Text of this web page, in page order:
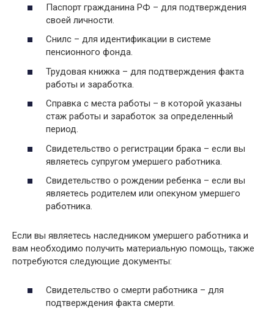
Паспорт гражданина РФ – для подтверждения
своей личности.
Снилс – для идентификации в системе
пенсионного фонда.
Трудовая книжка – для подтверждения факта
работы и заработка.
Справка с места работы – в которой указаны
стаж работы и заработок за определенный
период.
Свидетельство о регистрации брака – если вы
являетесь супругом умершего работника.
Свидетельство о рождении ребенка – если вы
являетесь родителем или опекуном умершего
работника.
Если вы являетесь наследником умершего работника и
вам необходимо получить материальную помощь, также
потребуются следующие документы:
Свидетельство о смерти работника – для
подтверждения факта смерти.